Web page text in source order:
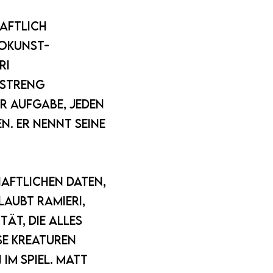
streng
Aufgabe, jeden
Er nennt seine
Daten,
Ramieri,
die alles
Kreaturen
Spiel. Matt